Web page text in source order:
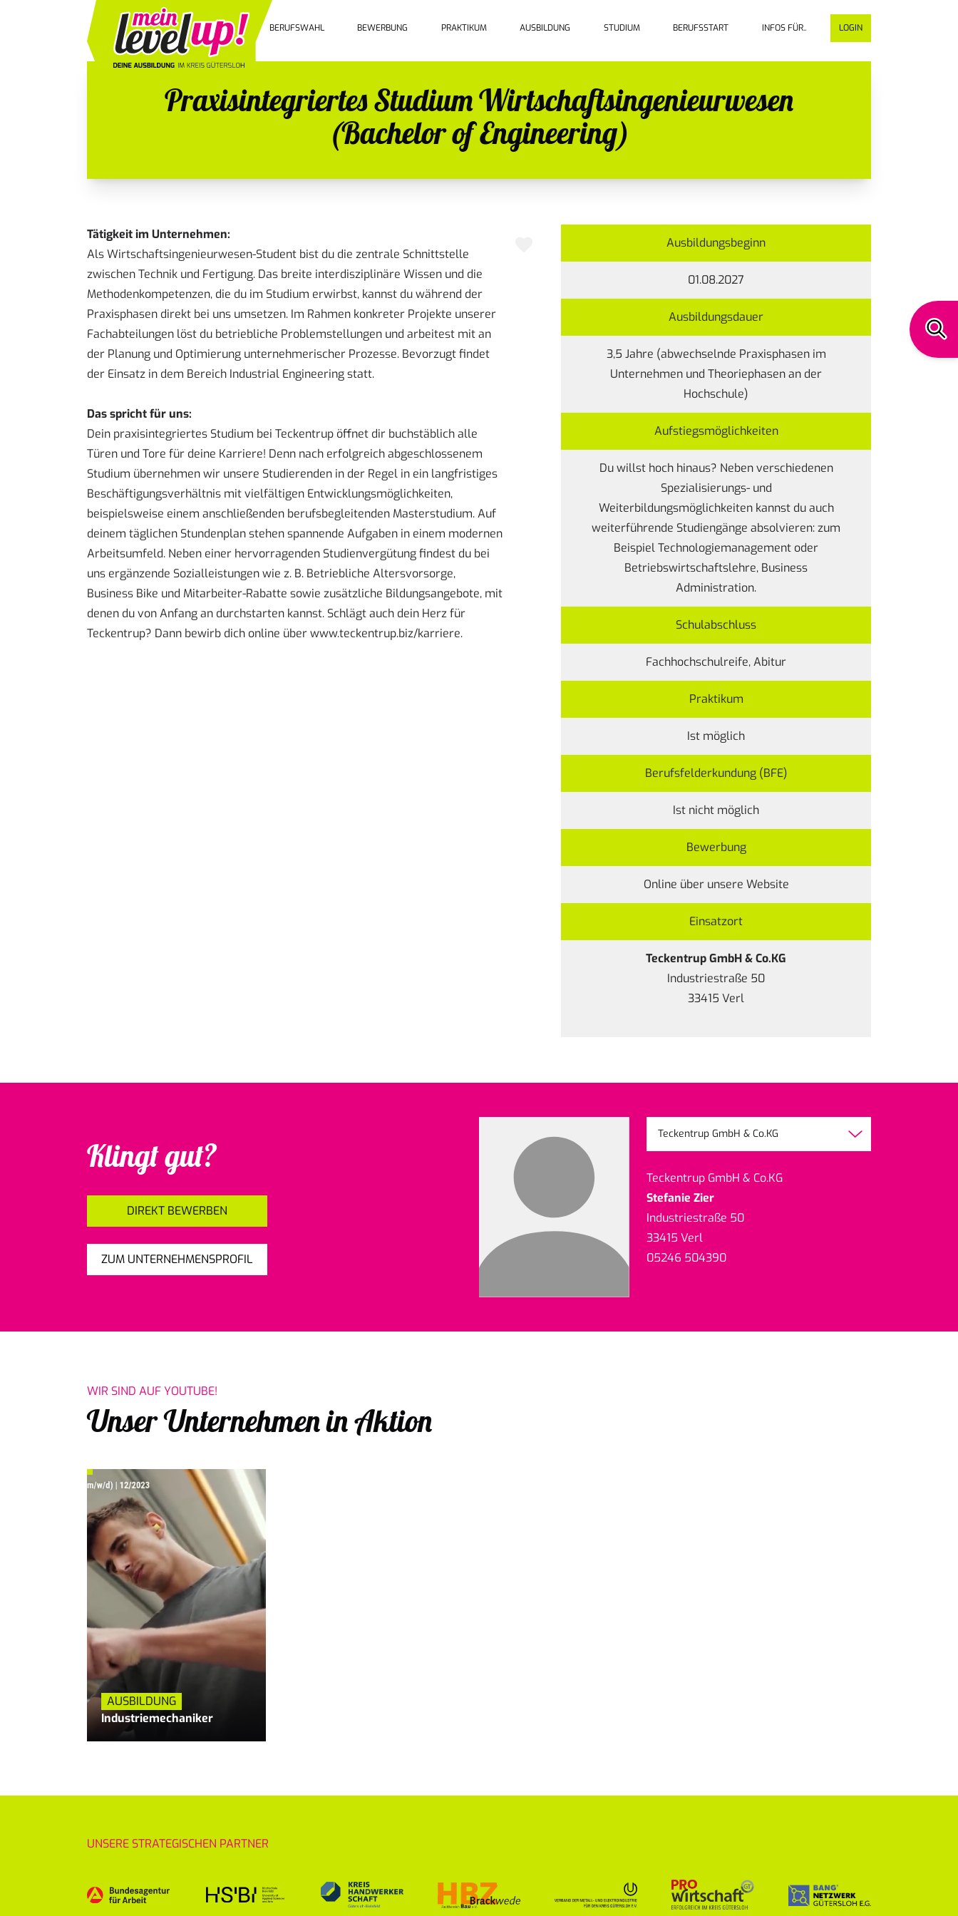
BERUFSWAHL BEWERBUNG PRAKTIKUM AUSBILDUNG STUDIUM BERUFSSTART INFOS FÜR.. LOGIN
Praxisintegriertes Studium Wirtschaftsingenieurwesen
(Bachelor of Engineering)
Tätigkeit im Unternehmen:
Als Wirtschaftsingenieurwesen-Student bist du die zentrale Schnittstelle
zwischen Technik und Fertigung. Das breite interdisziplinäre Wissen und die
Methodenkompetenzen, die du im Studium erwirbst, kannst du während der
Praxisphasen direkt bei uns umsetzen. Im Rahmen konkreter Projekte unserer
Fachabteilungen löst du betriebliche Problemstellungen und arbeitest mit an
der Planung und Optimierung unternehmerischer Prozesse. Bevorzugt findet
der Einsatz in dem Bereich Industrial Engineering statt.
Das spricht für uns:
Dein praxisintegriertes Studium bei Teckentrup öffnet dir buchstäblich alle
Türen und Tore für deine Karriere! Denn nach erfolgreich abgeschlossenem
Studium übernehmen wir unsere Studierenden in der Regel in ein langfristiges
Beschäftigungsverhältnis mit vielfältigen Entwicklungsmöglichkeiten,
beispielsweise einem anschließenden berufsbegleitenden Masterstudium. Auf
deinem täglichen Stundenplan stehen spannende Aufgaben in einem modernen
Arbeitsumfeld. Neben einer hervorragenden Studienvergütung findest du bei
uns ergänzende Sozialleistungen wie z. B. Betriebliche Altersvorsorge,
Business Bike und Mitarbeiter-Rabatte sowie zusätzliche Bildungsangebote, mit
denen du von Anfang an durchstarten kannst. Schlägt auch dein Herz für
Teckentrup? Dann bewirb dich online überwww.teckentrup.biz/karriere.
Ausbildungsbeginn
01.08.2027
Ausbildungsdauer
3,5 Jahre (abwechselnde Praxisphasen im
Unternehmen und Theoriephasen an der
Hochschule)
Aufstiegsmöglichkeiten
Du willst hoch hinaus? Neben verschiedenen
Spezialisierungs- und
Weiterbildungsmöglichkeiten kannst du auch
weiterführende Studiengänge absolvieren: zum
Beispiel Technologiemanagement oder
Betriebswirtschaftslehre, Business
Administration.
Schulabschluss
Fachhochschulreife, Abitur
Praktikum
Ist möglich
Berufsfelderkundung (BFE)
Ist nicht möglich
Bewerbung
Online über unsere Website
Einsatzort
Teckentrup GmbH & Co.KG
Industriestraße 50
33415 Verl
Klingt gut?
DIREKT BEWERBEN
ZUM UNTERNEHMENSPROFIL
Teckentrup GmbH & Co.KG
Stefanie Zier
Industriestraße 50
33415 Verl
05246 504390
Teckentrup GmbH & Co.KG
WIR SIND AUF YOUTUBE!
Unser Unternehmen in Aktion
AUSBILDUNG
Industriemechaniker
UNSERE STRATEGISCHEN PARTNER